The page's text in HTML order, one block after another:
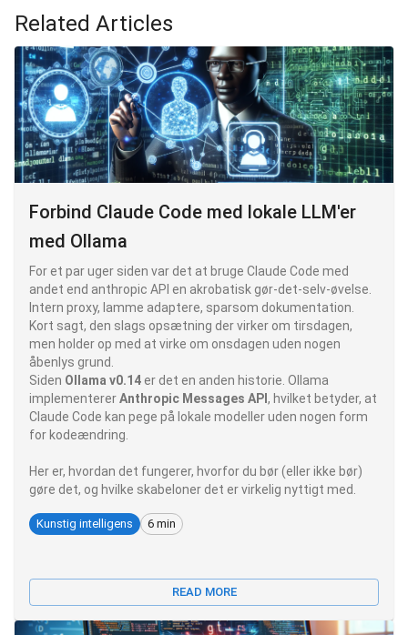
Related Articles
Forbind Claude Code med lokale LLM'er
med Ollama
For et par uger siden var det at bruge Claude Code med
andet end anthropic API en akrobatisk gør-det-selv-øvelse.
Intern proxy, lamme adaptere, sparsom dokumentation.
Kort sagt, den slags opsætning der virker om tirsdagen,
men holder op med at virke om onsdagen uden nogen
åbenlys grund.
Siden Ollama v0.14 er det en anden historie. Ollama
implementererAnthropic Messages API , hvilket betyder, at
Claude Code kan pege på lokale modeller uden nogen form
for kodeændring.
Her er, hvordan det fungerer, hvorfor du bør (eller ikke bør)
gøre det, og hvilke skabeloner det er virkelig nyttigt med.
Kunstig intelligens 6 min
READ MORE